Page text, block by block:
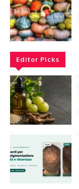
Editor Picks